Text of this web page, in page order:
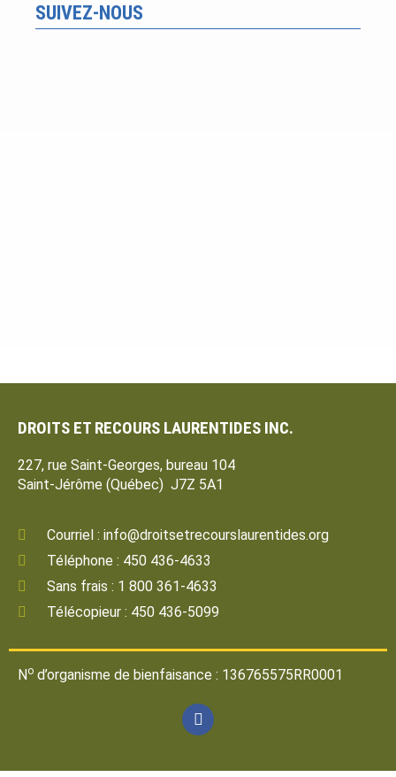
SUIVEZ-NOUS
DROITS ET RECOURS LAURENTIDES INC.
227, rue Saint-Georges, bureau 104
Saint-Jérôme (Québec) J7Z 5A1
Courriel : info@droitsetrecourslaurentides.org
Téléphone : 450 436-4633
Sans frais : 1 800 361-4633
Télécopieur : 450 436-5099
No d’organisme de bienfaisance : 136765575RR0001